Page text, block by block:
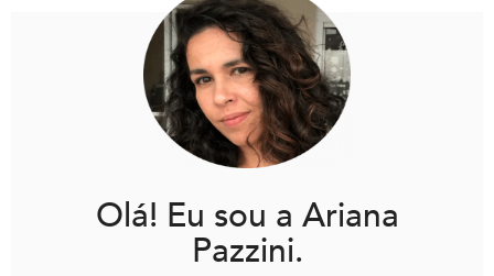
Olá! Eu sou a Ariana
Pazzini.